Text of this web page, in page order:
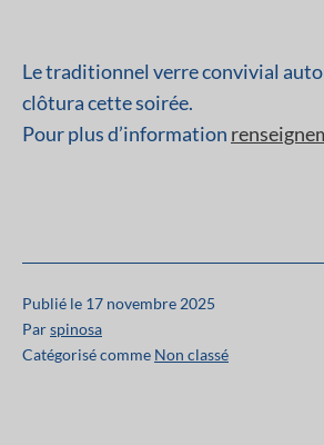
Le traditionnel verre convivial
clôtura cette soirée.
Pour plus d’information
Publié le 17 novembre 2025
Parspinosa
Catégorisé comme Non classé